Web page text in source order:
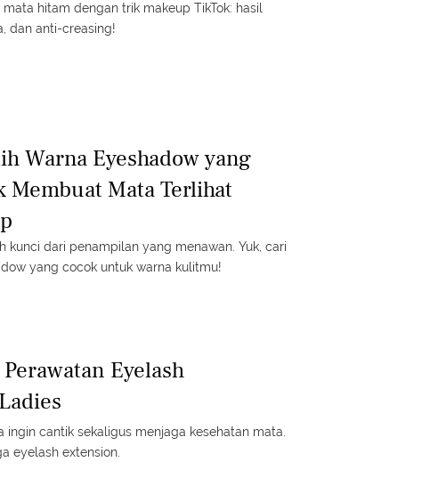
hitam dengan trik makeup TikTok: hasil
dan anti-creasing!
Warna Eyeshadow yang
Membuat Mata Terlihat
kunci dari penampilan yang menawan. Yuk, cari
yang cocok untuk warna kulitmu!
Eyelash
ingin cantik sekaligus menjaga kesehatan mata.
eyelash extension.